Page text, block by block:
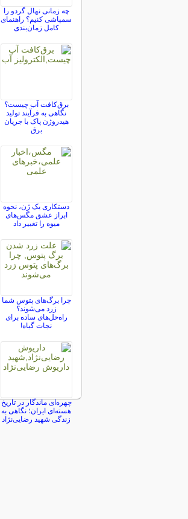
چه زمانی نهال گردو را
سمپاشی کنیم؟ راهنمای
کامل زمان‌بندی
برق‌کافت آب چیست؟
نگاهی به فرآیند تولید
هیدروژن پاک با جریان
برق
دستکاری یک ژن، نحوه
ابراز عشق مگس‌های
میوه را تغییر داد
چرا برگ‌های پتوس شما
زرد می‌شوند؟
راه‌حل‌های ساده برای
نجات گیاه!
چهره‌ای ماندگار در تاریخ
هسته‌ای ایران؛ نگاهی به
زندگی شهید رضایی‌نژاد